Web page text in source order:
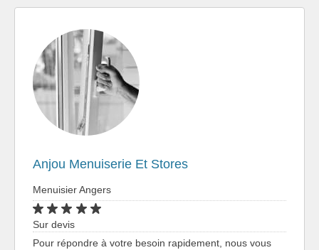
Anjou Menuiserie Et Stores
Menuisier Angers
Sur devis
Pour répondre à votre besoin rapidement, nous vous